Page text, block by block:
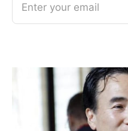
Enter your email